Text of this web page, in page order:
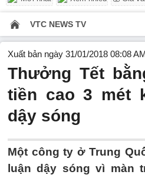
VTC NEWS TV
Xuất bản ngày 31/01/2018 08:08
Thưởng Tết
tiền cao 3 mét
dậy sóng
Một công ty ở Trung
luận dậy sóng vì màn